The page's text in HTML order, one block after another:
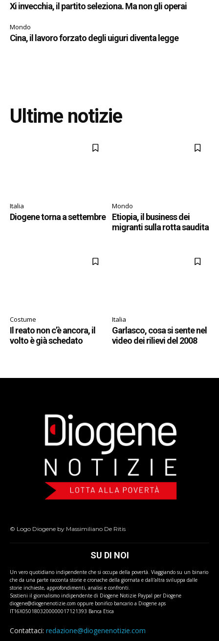
Xi invecchia, il partito seleziona. Ma non gli operai
Mondo
Cina, il lavoro forzato degli uiguri diventa legge
Ultime notizie
Italia
Diogene torna a settembre
Mondo
Etiopia, il business dei
migranti sulla rotta saudita
Costume
Il reato non c’è ancora, il
volto è già schedato
Italia
Garlasco, cosa si sente nel
video dei rilievi del 2008
© Logo Diogene by Massimiliano De Ritis
SU DI NOI
Un vero quotidiano indipendente che si occupa della povertà. Viaggiando su un binario
che da una parte racconta storie e cronache della giornata e dall'altra sviluppa dalle
storie inchieste, approfondimenti, analisi e confronti.
Sostieni il giornalismo indipendente di Diogene Notizie Paypal per Diogene
diogene@diogenenotizie.com oppure bonifico bancario a Diogene aps
IT16X0501803200000017121393 Banca Etica
Contattaci: redazione@diogenenotizie.com